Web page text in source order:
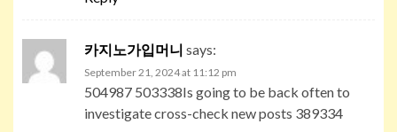
카지노가입머니 says:
September 21, 2024 at 11:12 pm
504987 503338Is going to be back often to
investigate cross-check new posts 389334